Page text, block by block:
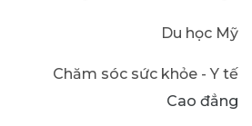
Du học Mỹ
Chăm sóc sức khỏe - Y tế
Cao đẳng